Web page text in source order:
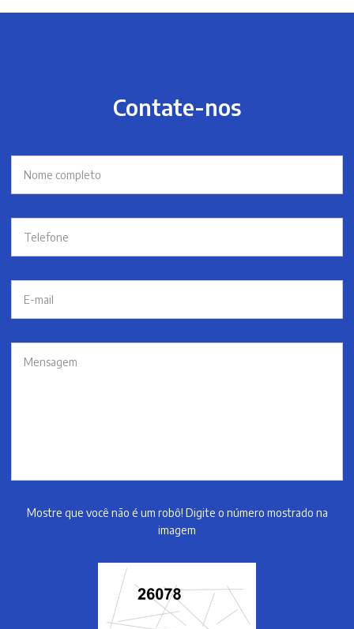
Contate-nos
Mostre que você não é um robô! Digite o número mostrado na
imagem